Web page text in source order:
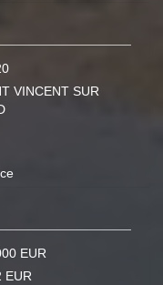
VINCENT SUR
EUR
EUR